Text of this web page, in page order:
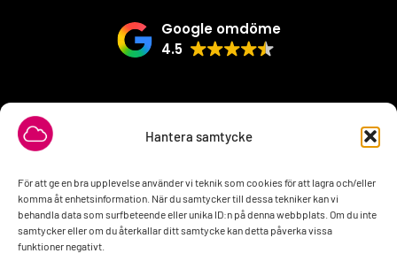
Hantera samtycke
För att ge en bra upplevelse använder vi teknik som cookies för att lagra och/eller
komma åt enhetsinformation. När du samtycker till dessa tekniker kan vi
behandla data som surfbeteende eller unika ID:n på denna webbplats. Om du inte
samtycker eller om du återkallar ditt samtycke kan detta påverka vissa
funktioner negativt.
Google omdöme
4.5